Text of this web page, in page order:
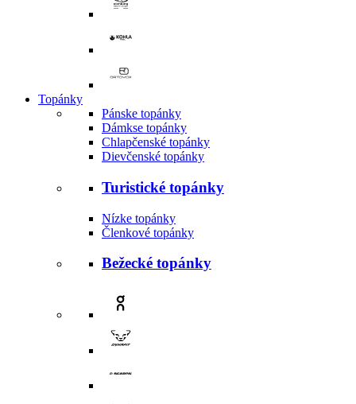
Topánky
Pánske topánky
Dámkse topánky
Chlapčenské topánky
Dievčenské topánky
Turistické topánky
Nízke topánky
Členkové topánky
Bežecké topánky